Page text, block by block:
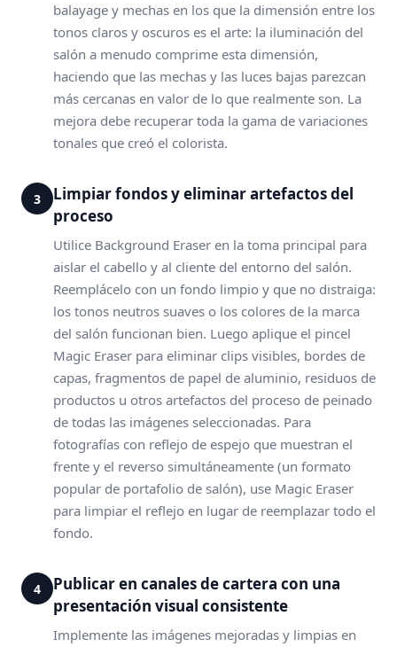
balayage y mechas en los que la dimensión entre los
tonos claros y oscuros es el arte: la iluminación del
salón a menudo comprime esta dimensión,
haciendo que las mechas y las luces bajas parezcan
más cercanas en valor de lo que realmente son. La
mejora debe recuperar toda la gama de variaciones
tonales que creó el colorista.
3
Limpiar fondos y eliminar artefactos del
proceso
Utilice Background Eraser en la toma principal para
aislar el cabello y al cliente del entorno del salón.
Reemplácelo con un fondo limpio y que no distraiga:
los tonos neutros suaves o los colores de la marca
del salón funcionan bien. Luego aplique el pincel
Magic Eraser para eliminar clips visibles, bordes de
capas, fragmentos de papel de aluminio, residuos de
productos u otros artefactos del proceso de peinado
de todas las imágenes seleccionadas. Para
fotografías con reflejo de espejo que muestran el
frente y el reverso simultáneamente (un formato
popular de portafolio de salón), use Magic Eraser
para limpiar el reflejo en lugar de reemplazar todo el
fondo.
4
Publicar en canales de cartera con una
presentación visual consistente
Implemente las imágenes mejoradas y limpias en